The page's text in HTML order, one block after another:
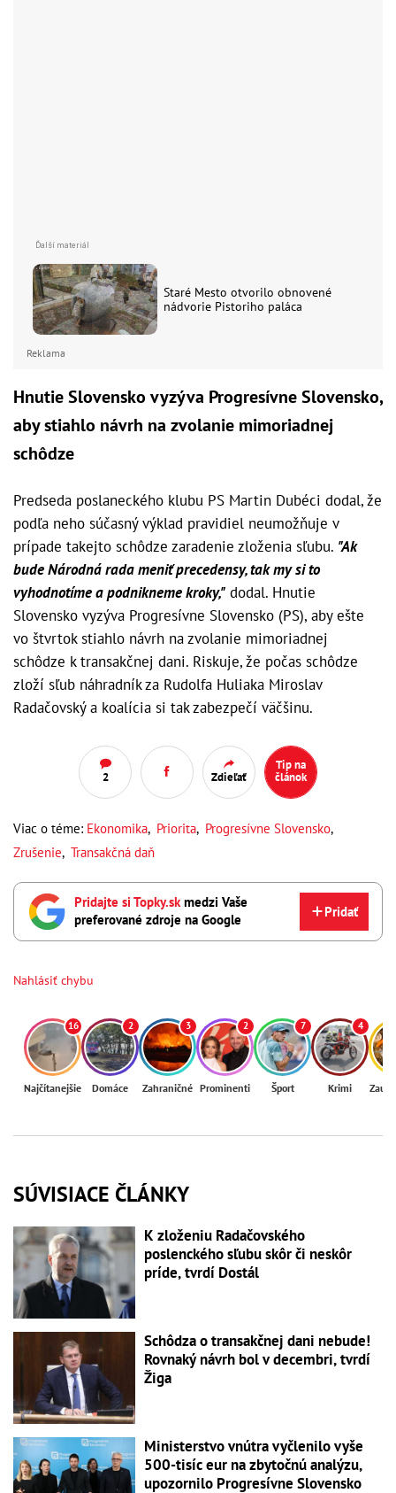
Staré Mesto otvorilo obnovené
nádvorie Pistoriho paláca
Reklama
Hnutie Slovensko vyzýva Progresívne Slovensko,
aby stiahlo návrh na zvolanie mimoriadnej
schôdze
Predseda poslaneckého klubu PS Martin Dubéci dodal, že
podľa neho súčasný výklad pravidiel neumožňuje v
prípade takejto schôdze zaradenie zloženia sľubu. "Ak
bude Národná rada meniť precedensy, tak my si to
vyhodnotíme a podnikneme kroky," dodal. Hnutie
Slovensko vyzýva Progresívne Slovensko (PS), aby ešte
vo štvrtok stiahlo návrh na zvolanie mimoriadnej
schôdze k transakčnej dani. Riskuje, že počas schôdze
zloží sľub náhradník za Rudolfa Huliaka Miroslav
Radačovský a koalícia si tak zabezpečí väčšinu.
2 Zdieľať
Tip na
článok
Viac o téme: Ekonomika, Priorita, Progresívne Slovensko,
Zrušenie, Transakčná daň
Pridajte si Topky.skmedzi Vaše
preferované zdroje na Google
Pridať
Nahlásiť chybu
16
Najčítanejšie
2
Domáce
3
Zahraničné
2
Prominenti
7
Šport
4
Krimi
SÚVISIACE ČLÁNKY
K zloženiu Radačovského
poslenckého sľubu skôr či neskôr
príde, tvrdí Dostál
Schôdza o transakčnej dani nebude!
Rovnaký návrh bol v decembri, tvrdí
Žiga
Ministerstvo vnútra vyčlenilo vyše
500-tisíc eur na zbytočnú analýzu,
upozornilo Progresívne Slovensko